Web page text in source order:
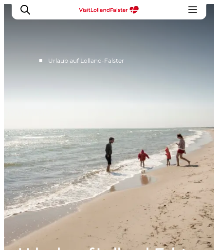
Urlaubsplaner
■ Urlaub auf Lolland-Falster